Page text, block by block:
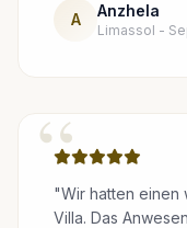
A Anzhela
Limassol -
“"Wir hatten einen
Villa. Das